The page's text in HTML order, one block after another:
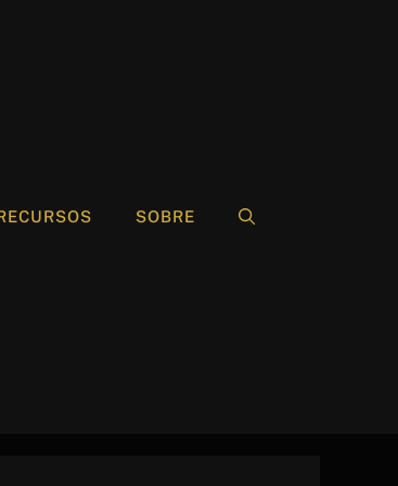
SOBRE